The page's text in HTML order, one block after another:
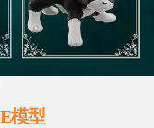
模型